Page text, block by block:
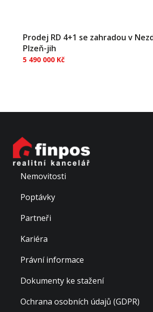
Prodej RD 4+1 se zahradou v
Plzeň-jih
5 490 000 Kč
plochou 465 m² a nemalou zahradou o
Nemovitosti
Poptávky
Partneři
Kariéra
Právní informace
Dokumenty ke stažení
Ochrana osobních údajů (GDPR)